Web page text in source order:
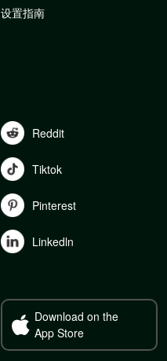
设置指南
Reddit
Tiktok
Pinterest
Linkedln
Download on the
App Store